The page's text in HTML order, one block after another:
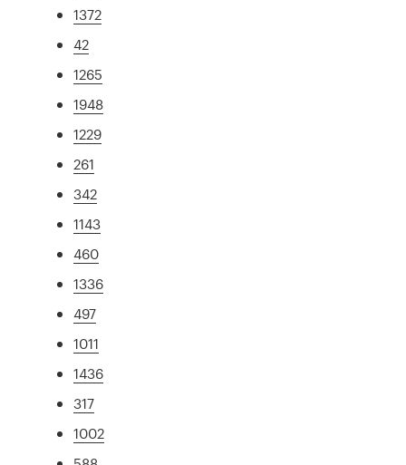
1372
42
1265
1948
1229
261
342
1143
460
1336
497
1011
1436
317
1002